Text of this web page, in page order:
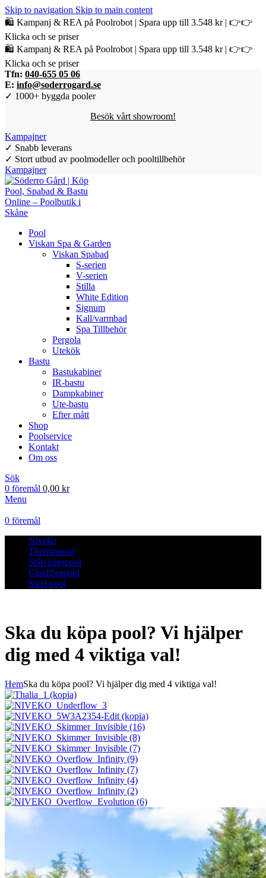
Skip to navigation Skip to main content
🛍️ Kampanj & REA på Poolrobot | Spara upp till 3.548 kr | 👉👉
Klicka och se priser
🛍️ Kampanj & REA på Poolrobot | Spara upp till 3.548 kr | 👉👉
Klicka och se priser
Tfn: 040-655 05 06
E: info@soderrogard.se
✓ 1000+ byggda pooler
Besök vårt showroom!
Kampajner
✓ Snabb leverans
✓ Stort utbud av poolmodeller och pooltillbehör
Kampajner
Pool
Viskan Spa & Garden
Viskan Spabad
S-serien
V-serien
Stilla
White Edition
Signum
Kall/varmbad
Spa Tillbehör
Pergola
Utekök
Bastu
Bastukabiner
IR-bastu
Dampkabiner
Ute-bastu
Efter mått
Shop
Poolservice
Kontakt
Om oss
Sök
0 föremål 0,00 kr
Menu
0 föremål
Niveko
Thermopool
Stålväggspool
Glasfiberpool
Steel pool
Ska du köpa pool? Vi hjälper
dig med 4 viktiga val!
HemSka du köpa pool? Vi hjälper dig med 4 viktiga val!